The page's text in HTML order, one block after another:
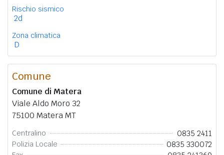
Rischio sismico
2d
Zona climatica
D
Comune
Comune di Matera
Viale Aldo Moro 32
75100 Matera MT
Centralino 0835 2411
Polizia Locale 0835 330072